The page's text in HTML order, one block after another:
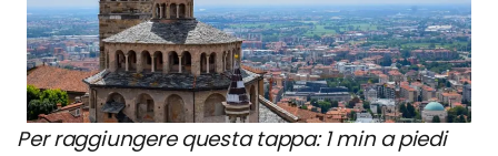
Per raggiungere questa tappa: 1 min a piedi